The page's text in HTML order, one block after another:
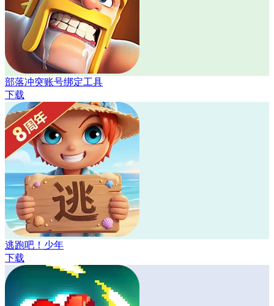
部落冲突账号绑定工具
下载
逃跑吧！少年
下载